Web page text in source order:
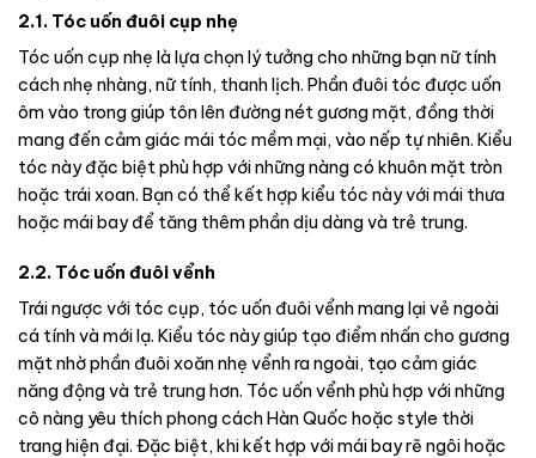
2.1. Tóc uốn đuôi cụp nhẹ
Tóc uốn cụp nhẹ là lựa chọn lý tưởng cho những bạn nữ tính
cách nhẹ nhàng, nữ tính, thanh lịch. Phần đuôi tóc được uốn
ôm vào trong giúp tôn lên đường nét gương mặt, đồng thời
mang đến cảm giác mái tóc mềm mại, vào nếp tự nhiên. Kiểu
tóc này đặc biệt phù hợp với những nàng có khuôn mặt tròn
hoặc trái xoan. Bạn có thể kết hợp kiểu tóc này với mái thưa
hoặc mái bay để tăng thêm phần dịu dàng và trẻ trung.
2.2. Tóc uốn đuôi vểnh
Trái ngược với tóc cụp, tóc uốn đuôi vểnh mang lại vẻ ngoài
cá tính và mới lạ. Kiểu tóc này giúp tạo điểm nhấn cho gương
mặt nhờ phần đuôi xoăn nhẹ vểnh ra ngoài, tạo cảm giác
năng động và trẻ trung hơn. Tóc uốn vểnh phù hợp với những
cô nàng yêu thích phong cách Hàn Quốc hoặc style thời
trang hiện đại. Đặc biệt, khi kết hợp với mái bay rẽ ngôi hoặc